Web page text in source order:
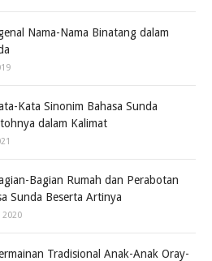
Nama-Nama Binatang dalam
Kata Sinonim Bahasa Sunda
dalam Kalimat
Bagian Rumah dan Perabotan
Sunda Beserta Artinya
Tradisional Anak-Anak Oray-